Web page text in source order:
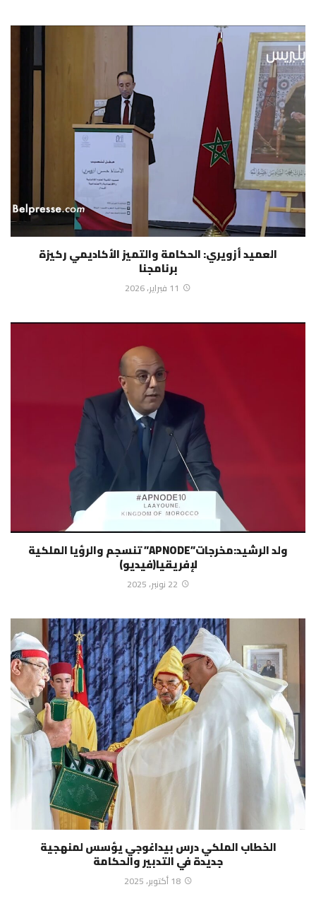
العميد أزويري: الحكامة والتميز الأكاديمي ركيزة
برنامجنا
11 فبراير، 2026
ولد الرشيد:مخرجات”APNODE” تنسجم والرؤيا الملكية
لإفريقيا(فيديو)
22 نونبر، 2025
الخطاب الملكي درس بيداغوجي يؤسس لمنهجية
جديدة في التدبير والحكامة
18 أكتوبر، 2025